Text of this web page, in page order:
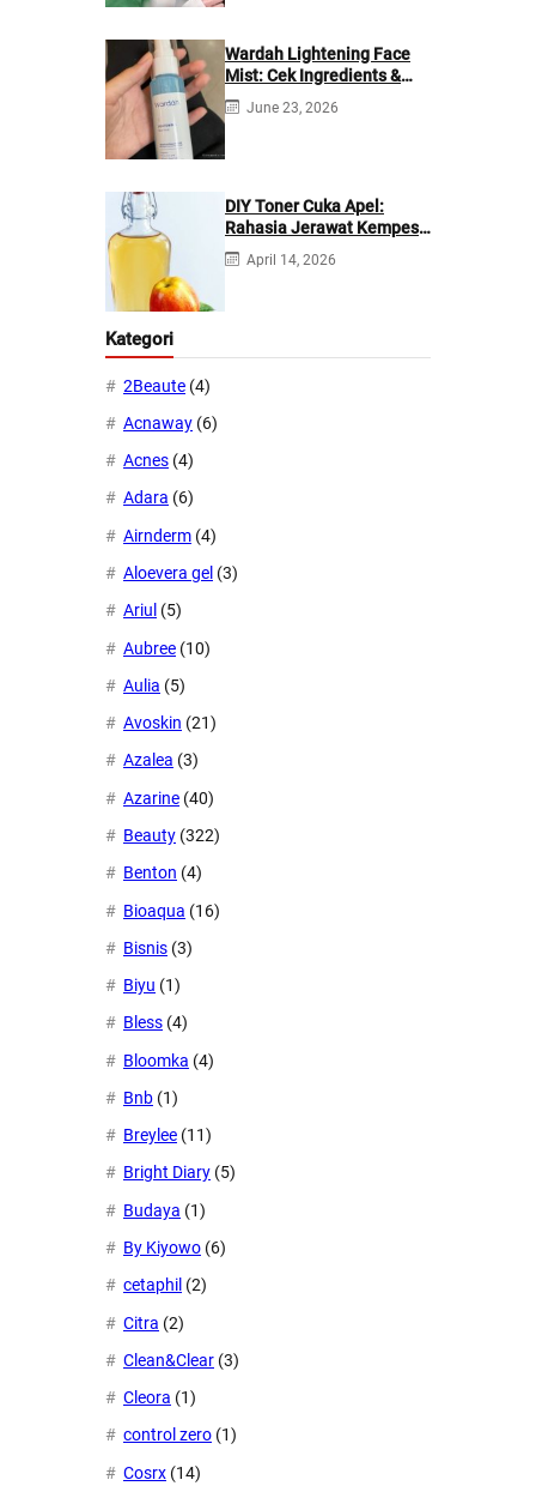
Wardah Lightening Face
Mist: Cek Ingredients &
Manfaatnya
June 23, 2026
DIY Toner Cuka Apel:
Rahasia Jerawat Kempes
dalam 2 Hari!
April 14, 2026
Kategori
2Beaute (4)
Acnaway (6)
Acnes (4)
Adara (6)
Airnderm (4)
Aloevera gel (3)
Ariul (5)
Aubree (10)
Aulia (5)
Avoskin (21)
Azalea (3)
Azarine (40)
Beauty (322)
Benton (4)
Bioaqua (16)
Bisnis (3)
Biyu (1)
Bless (4)
Bloomka (4)
Bnb (1)
Breylee (11)
Bright Diary (5)
Budaya (1)
By Kiyowo (6)
cetaphil (2)
Citra (2)
Clean&Clear (3)
Cleora (1)
control zero (1)
Cosrx (14)